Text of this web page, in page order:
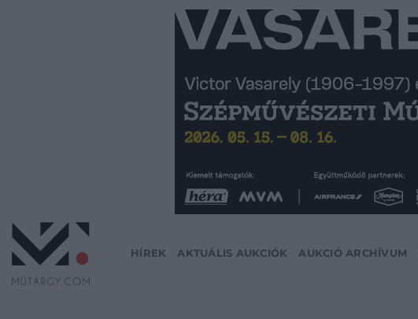
HÍREK AKTUÁLIS AUKCIÓK AUKCIÓ ARCHÍVUM